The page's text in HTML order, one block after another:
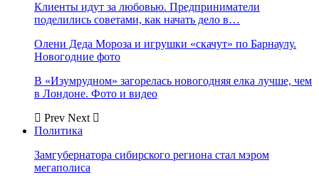
Клиенты идут за любовью. Предприниматели
поделились советами, как начать дело в…
Олени Деда Мороза и игрушки «скачут» по Барнаулу.
Новогодние фото
В «Изумрудном» загорелась новогодняя елка лучше, чем
в Лондоне. Фото и видео
Prev Next
Политика
Замгубернатора сибирского региона стал мэром
мегаполиса